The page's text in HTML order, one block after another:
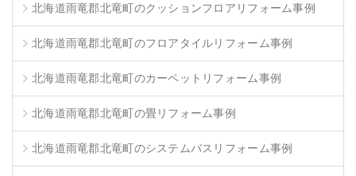
北海道雨竜郡北竜町のクッションフロアリフォーム事例
北海道雨竜郡北竜町のフロアタイルリフォーム事例
北海道雨竜郡北竜町のカーペットリフォーム事例
北海道雨竜郡北竜町の畳リフォーム事例
北海道雨竜郡北竜町のシステムバスリフォーム事例